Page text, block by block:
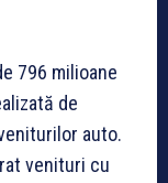
796 milioane
de
auto.
venituri cu